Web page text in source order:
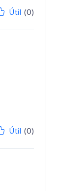
Útil (0)
Útil (0)